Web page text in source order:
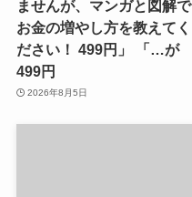
ませんが、マンガと図解で
お金の増やし方を教えてく
ださい！ 499円」 「…が
499円
2026年8月5日